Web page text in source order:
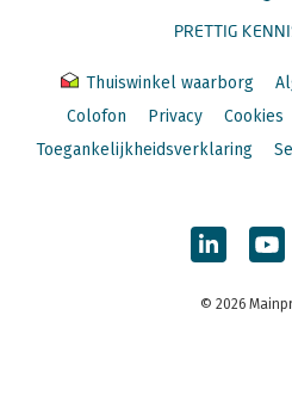
PRETTIG
Thuiswinkel waarborg
Colofon
Privacy Cookies
Toegankelijkheidsverklaring
© 2026